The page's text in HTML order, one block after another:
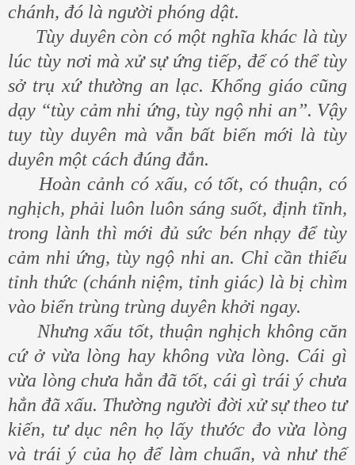
chánh, đó là người phóng dật.
Tùy duyên còn có một nghĩa khác là tùy
lúc tùy nơi mà xử sự ứng tiếp, để có thể tùy
sở trụ xứ thường an lạc. Khổng giáo cũng
dạy “tùy cảm nhi ứng, tùy ngộ nhi an”. Vậy
tuy tùy duyên mà vẫn bất biến mới là tùy
duyên một cách đúng đắn.
Hoàn cảnh có xấu, có tốt, có thuận, có
nghịch, phải luôn luôn sáng suốt, định tĩnh,
trong lành thì mới đủ sức bén nhạy để tùy
cảm nhi ứng, tùy ngộ nhi an. Chỉ cần thiếu
tỉnh thức (chánh niệm, tỉnh giác) là bị chìm
vào biển trùng trùng duyên khởi ngay.
Nhưng xấu tốt, thuận nghịch không căn
cứ ở vừa lòng hay không vừa lòng. Cái gì
vừa lòng chưa hẳn đã tốt, cái gì trái ý chưa
hẳn đã xấu. Thường người đời xử sự theo tư
kiến, tư dục nên họ lấy thước đo vừa lòng
và trái ý của họ để làm chuẩn, và như thế